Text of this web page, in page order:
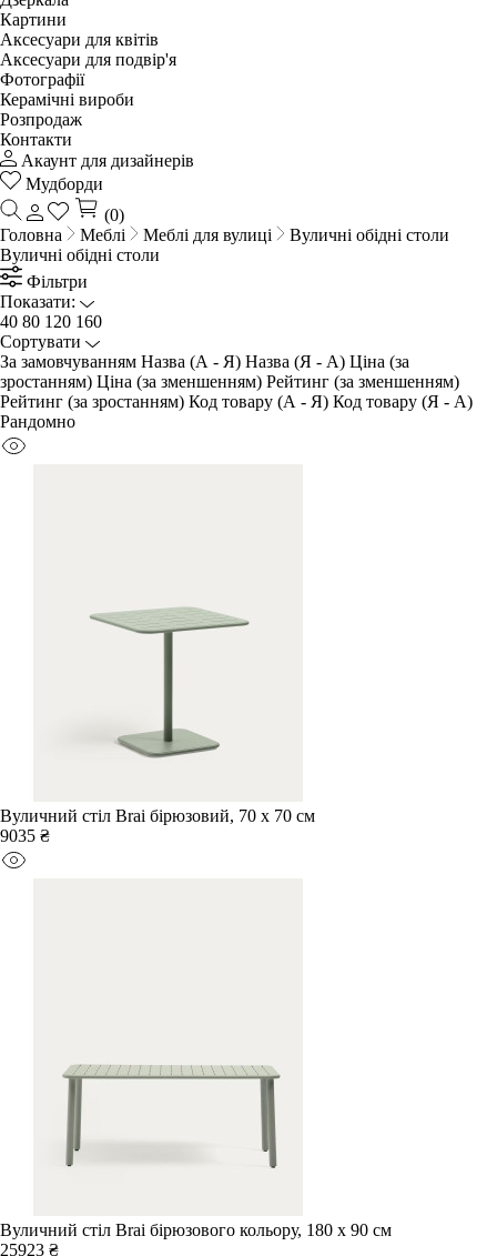
Картини
Аксесуари для квітів
Аксесуари для подвір'я
Фотографії
Керамічні вироби
Розпродаж
Контакти
Акаунт для дизайнерів
Мудборди
(0)
Головна
Меблі Меблі для вулиці
Вуличні обідні столи
Вуличні обідні столи
Фільтри
Показати:
40 80 120 160
Сортувати
За замовчуванням Назва (А - Я) Назва (Я - А) Ціна (за
зростанням) Ціна (за зменшенням) Рейтинг (за зменшенням)
Рейтинг (за зростанням) Код товару (А - Я) Код товару (Я - А)
Рандомно
Вуличний стіл Brai бірюзовий, 70 x 70 см
9035 ₴
Вуличний стіл Brai бірюзового кольору, 180 x 90 см
25923 ₴